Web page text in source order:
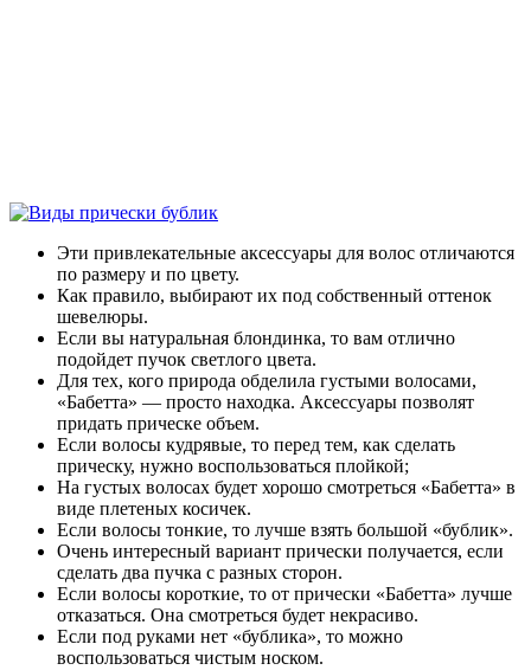
Эти привлекательные аксессуары для волос отличаются
по размеру и по цвету.
Как правило, выбирают их под собственный оттенок
шевелюры.
Если вы натуральная блондинка, то вам отлично
подойдет пучок светлого цвета.
Для тех, кого природа обделила густыми волосами,
«Бабетта» — просто находка. Аксессуары позволят
придать прическе объем.
Если волосы кудрявые, то перед тем, как сделать
прическу, нужно воспользоваться плойкой;
На густых волосах будет хорошо смотреться «Бабетта» в
виде плетеных косичек.
Если волосы тонкие, то лучше взять большой «бублик».
Очень интересный вариант прически получается, если
сделать два пучка с разных сторон.
Если волосы короткие, то от прически «Бабетта» лучше
отказаться. Она смотреться будет некрасиво.
Если под руками нет «бублика», то можно
воспользоваться чистым носком.